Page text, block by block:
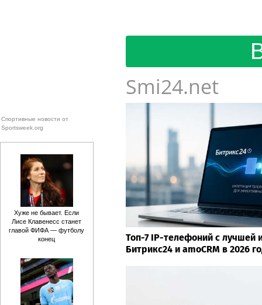
Smi24.net
Топ-7 IP-телефоний с лучшей
Битрикс24 и amoCRM в 2026
Спортивные новости от
Sportsweek.org
Хуже не бывает. Если
Лисе Клавенесс станет
главой ФИФА — футболу
конец